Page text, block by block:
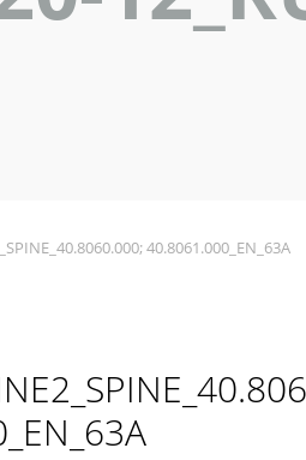
40.8061.000_EN_63A